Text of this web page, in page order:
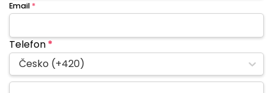
Email *
Telefon*
Česko (+420)